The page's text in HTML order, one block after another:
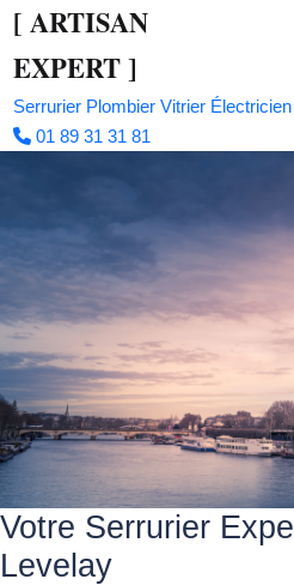
[ ARTISAN
EXPERT]
Serrurier Plombier Vitrier Électricien
01 89 31 31 81
Votre Serrurier
Levelay